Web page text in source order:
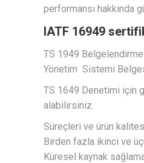
performansı hakkında
IATF 16949
TS 1949
Yönetim Sistemi
TS 1649 Denetimi için
alabilirsiniz.
Süreçleri ve ürün
Birden fazla ikinci ve
Küresel kaynak